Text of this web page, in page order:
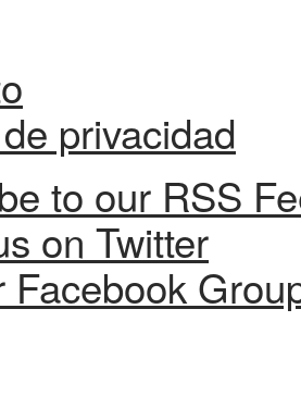
privacidad
to our RSS
on Twitter
Facebook